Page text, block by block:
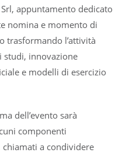
appuntamento dedicato
nomina e momento di
trasformando l’attività
studi, innovazione
e modelli di esercizio
dell’evento sarà
componenti
chiamati a condividere